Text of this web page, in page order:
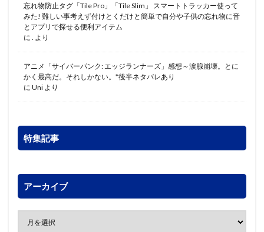
忘れ物防止タグ「Tile Pro」「Tile Slim」 スマートトラッカー使って
みた! 難しい事考えず付けとくだけと簡単で自分や子供の忘れ物に音
とアプリで探せる便利アイテム
に
より
アニメ「サイバーパンク: エッジランナーズ」感想～涙腺崩壊。とに
かく最高だ。それしかない。*後半ネタバレあり
に Uni より
特集記事
アーカイブ